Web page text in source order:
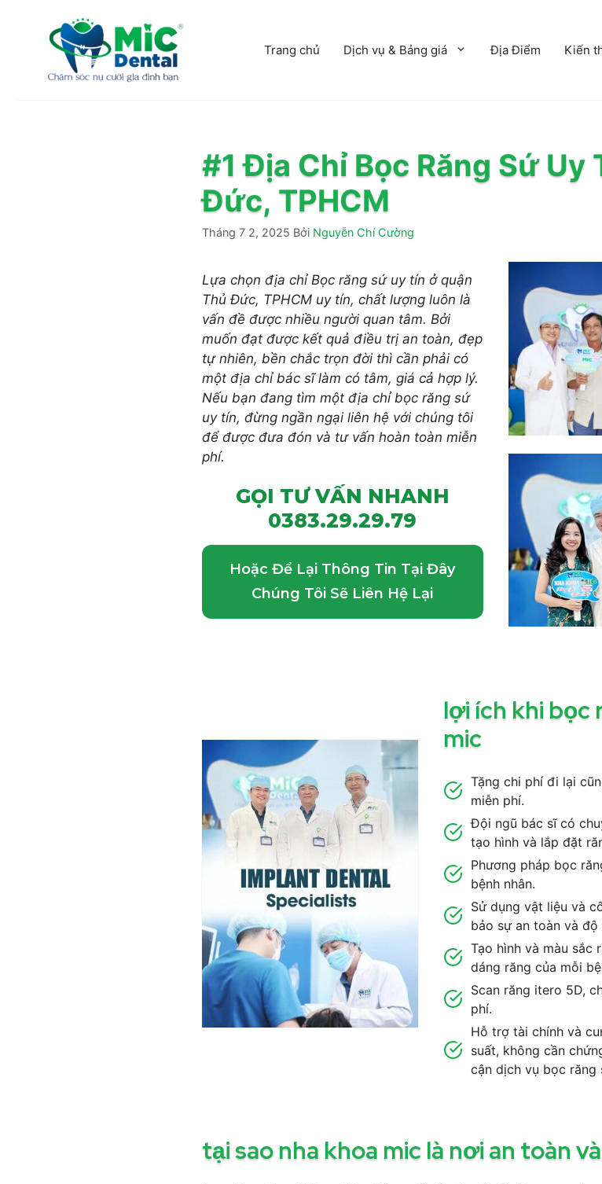
Trang chủ Dịch vụ & Bảng giá Địa Điểm Kiến
#1 Địa Chỉ Bọc Răng Sứ Uy
Đức, TPHCM
Tháng 7 2, 2025 Bởi Nguyễn Chí Cường
Lựa chọn địa chỉ Bọc răng sứ uy tín ở quận
Thủ Đức, TPHCM uy tín, chất lượng luôn là
vấn đề được nhiều người quan tâm. Bởi
muốn đạt được kết quả điều trị an toàn, đẹp
tự nhiên, bền chắc trọn đời thì cần phải có
một địa chỉ bác sĩ làm có tâm, giá cả hợp lý.
Nếu bạn đang tìm một địa chỉ bọc răng sứ
uy tín, đừng ngần ngại liên hệ với chúng tôi
để được đưa đón và tư vấn hoàn toàn miễn
phí.
GỌI TƯ VẤN NHANH
0383.29.29.79
Hoặc Để Lại Thông Tin Tại Đây
Chúng Tôi Sẽ Liên Hệ Lại
lợi ích khi bọc
mic
Tặng chi phí đi lại
miễn phí.
Đội ngũ bác sĩ có
tạo hình và lắp đặt
Phương pháp bọc
bệnh nhân.
Sử dụng vật liệu và
bảo sự an toàn và độ
Tạo hình và màu sắc
dáng răng của mỗi
Scan răng itero 5D,
phí.
Hỗ trợ tài chính và
suất, không cần
cận dịch vụ bọc răng
tại sao nha khoa mic là nơi an toàn